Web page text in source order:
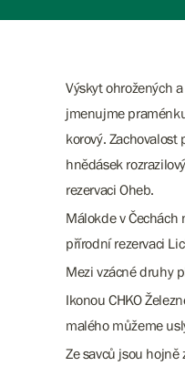
Výskyt ohrožených
jmenujme
korový.
hnědásek
rezervaci Oheb.
Málokde v
přírodní rezervaci
Mezi vzácné druhy
Ikonou CHKO
malého můžeme
Ze savců jsou